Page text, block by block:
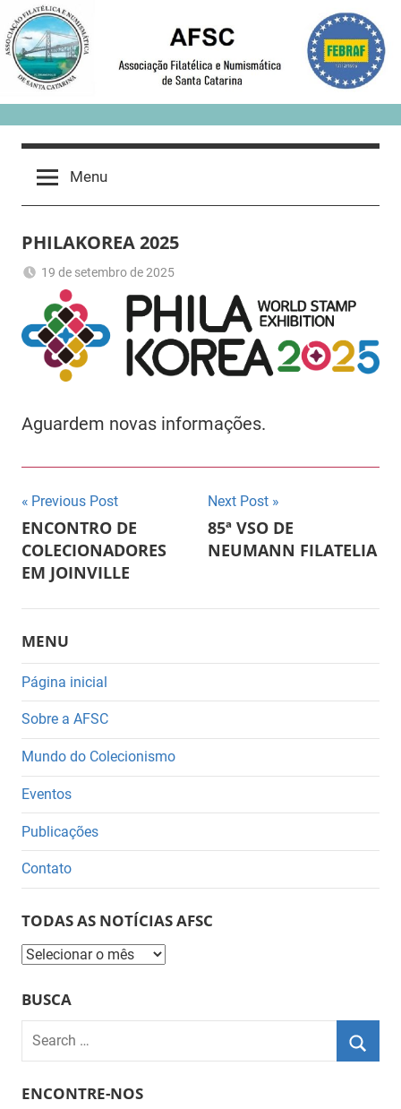
Skip
to
content
Menu
PHILAKOREA 2025
19 de setembro de 2025
Romeu
Sem
categoria
Aguardem novas informações.
Navegação
de
Post
Previous Post
ENCONTRO DE
COLECIONADORES
EM JOINVILLE
Next Post
85ª VSO DE
NEUMANN FILATELIA
MENU
Página inicial
Sobre a AFSC
Mundo do Colecionismo
Eventos
Publicações
Contato
TODAS AS NOTÍCIAS AFSC
Todas
Notícias
BUSCA
Search
for:
ENCONTRE-NOS